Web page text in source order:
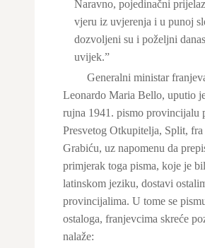
Naravno, pojedinačni
vjeru iz uvjerenja i u punoj
dozvoljeni su i poželjni
uvijek.”
Generalni ministar
Leonardo Maria Bello, uputio
rujna 1941. pismo provincijalu
Presvetog Otkupitelja, Split, fra
Grabiću, uz napomenu da
primjerak toga pisma, koje je
latinskom jeziku, dostavi
provincijalima. U tome se
ostaloga, franjevcima skreće
nalaže: